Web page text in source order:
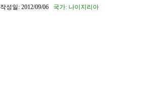
작성일: 2012/09/06 국가: 나이지리아